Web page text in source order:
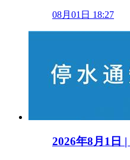
08月01日 18:27
2026年8月1日